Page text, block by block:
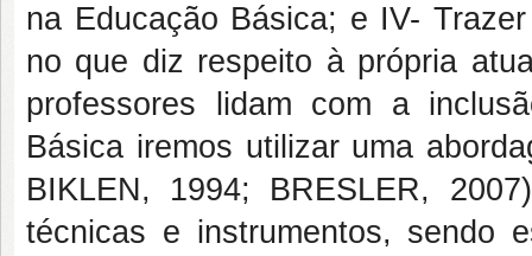
na Educação Básica; e IV-
no que diz respeito à própria
professores lidam com a
Básica iremos utilizar uma
BIKLEN, 1994; BRESLER,
técnicas e instrumentos, sendo